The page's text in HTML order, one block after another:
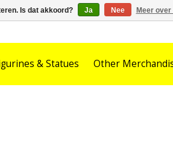
& Statues Other
Is dat akkoord? Ja Nee Meer